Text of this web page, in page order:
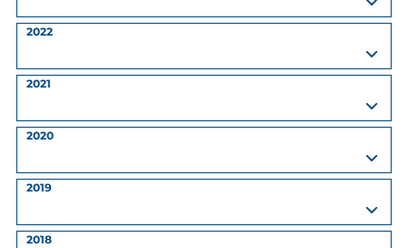
2022
2021
2020
2019
2018